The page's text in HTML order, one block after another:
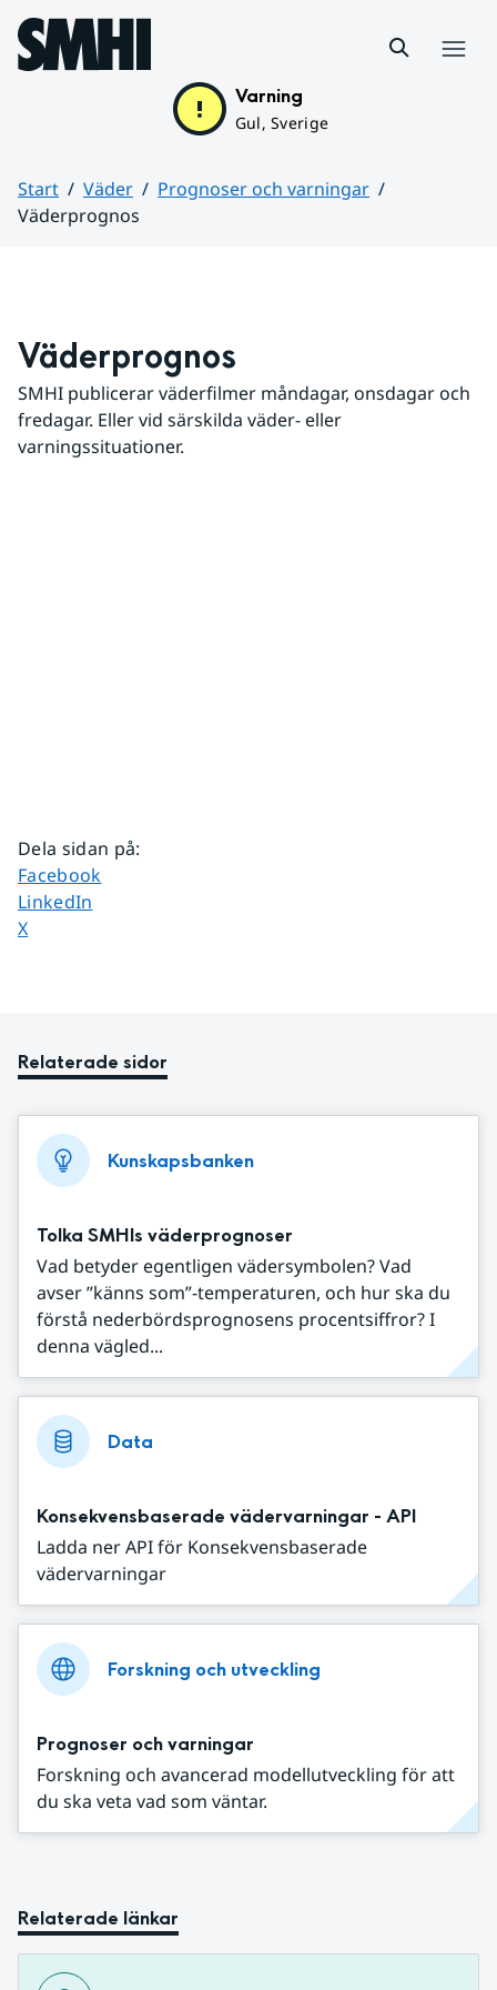
Hoppa till sidans innehåll
Varning
Gul, Sverige
Start Väder
Prognoser och varningar
Väderprognos
Väderprognos
SMHI publicerar väderfilmer måndagar, onsdagar och
fredagar. Eller vid särskilda väder- eller
varningssituationer.
Dela sidan på:
Dela sidan på
Facebook
Dela sidan på
LinkedIn
Dela sidan på
X
Relaterade sidor
Kunskapsbanken
Tolka SMHIs väderprognoser
Vad betyder egentligen vädersymbolen? Vad
avser ”känns som”-temperaturen, och hur ska du
förstå nederbördsprognosens procentsiffror? I
denna vägled...
Data
Konsekvensbaserade vädervarningar - API
Ladda ner API för Konsekvensbaserade
vädervarningar
Forskning och utveckling
Prognoser och varningar
Forskning och avancerad modellutveckling för att
du ska veta vad som väntar.
Relaterade länkar